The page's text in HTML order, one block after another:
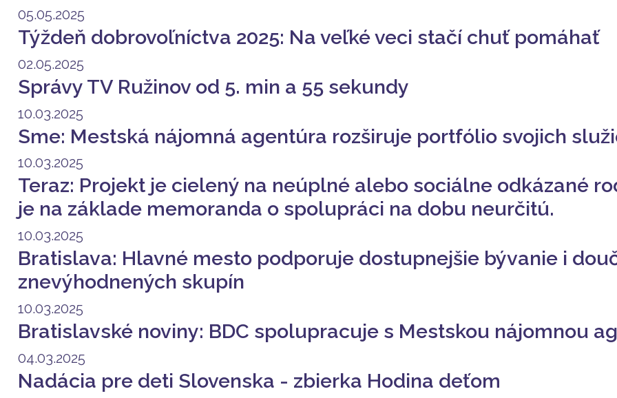
05.05.2025
Týždeň dobrovoľníctva 2025: Na veľké veci stačí chuť pomáhať
02.05.2025
Správy TV Ružinov od 5. min a 55 sekundy
10.03.2025
Sme: Mestská nájomná agentúra rozširuje portfólio svojich
10.03.2025
Teraz: Projekt je cielený na neúplné alebo sociálne odkázané
je na základe memoranda o spolupráci na dobu neurčitú.
10.03.2025
Bratislava: Hlavné mesto podporuje dostupnejšie bývanie i
znevýhodnených skupín
10.03.2025
Bratislavské noviny: BDC spolupracuje s Mestskou nájomnou
04.03.2025
Nadácia pre deti Slovenska - zbierka Hodina deťom